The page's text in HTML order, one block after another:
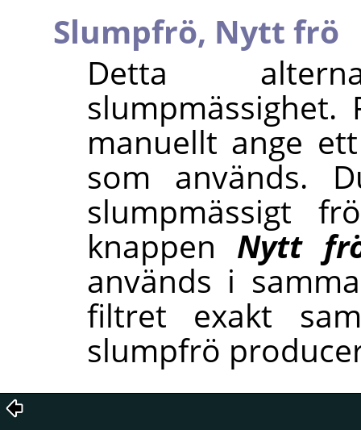
Slumpfrö, Nytt frö
Detta
manuellt ange
som används.
slumpmässigt
knappen Nytt
används i
filtret exakt
slumpfrö